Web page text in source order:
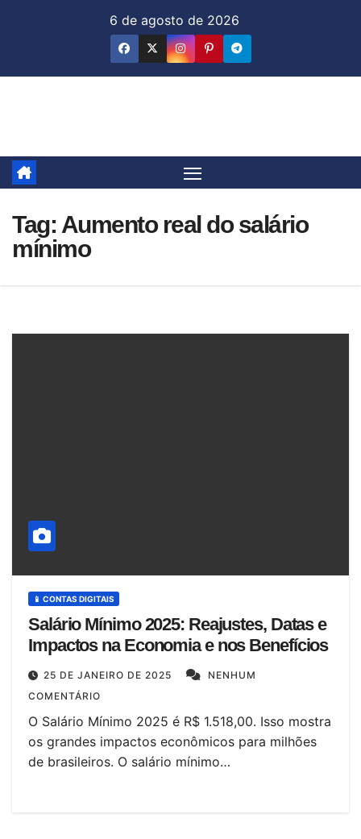
6 de agosto de 2026
Tag: Aumento real do salário
mínimo
📱 CONTAS DIGITAIS
Salário Mínimo 2025: Reajustes, Datas e
Impactos na Economia e nos Benefícios
25 DE JANEIRO DE 2025
NENHUM
COMENTÁRIO
O Salário Mínimo 2025 é R$ 1.518,00. Isso mostra
os grandes impactos econômicos para milhões
de brasileiros. O salário mínimo…